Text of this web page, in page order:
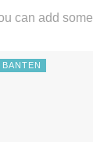
can add
BANTEN